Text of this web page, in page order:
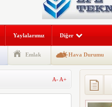
Yaylalarımız Diğer
Emlak Hava Durumu
A- A+